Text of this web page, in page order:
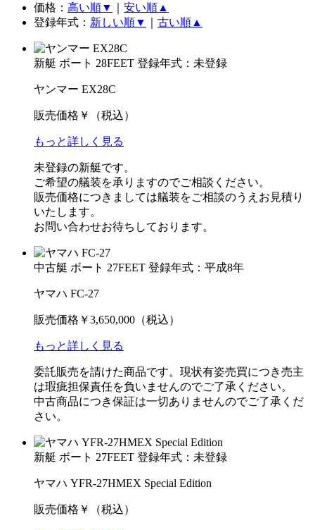
価格： 高い順▼
安い順▲
登録年式： 新しい順▼ 古い順▲
新艇 ボート 28FEET 登録年式：未登録
ヤンマー EX28C
販売価格 ￥ （税込）
もっと詳しく見る
未登録の新艇です。
ご希望の艤装を承りますのでご相談ください。
販売価格につきましては艤装をご相談のうえお見積り
いたします。
お問い合わせお待ちしております。
中古艇 ボート 27FEET 登録年式：平成8年
ヤマハ FC-27
販売価格 ￥3,650,000 （税込）
もっと詳しく見る
委託販売を請けた商品です。現状有姿売買につき売主
は瑕疵担保責任を負いませんのでご了承ください。
中古商品につき保証は一切ありませんのでご了承くだ
さい。
新艇 ボート 27FEET 登録年式：未登録
ヤマハ YFR-27HMEX Special Edition
販売価格 ￥ （税込）